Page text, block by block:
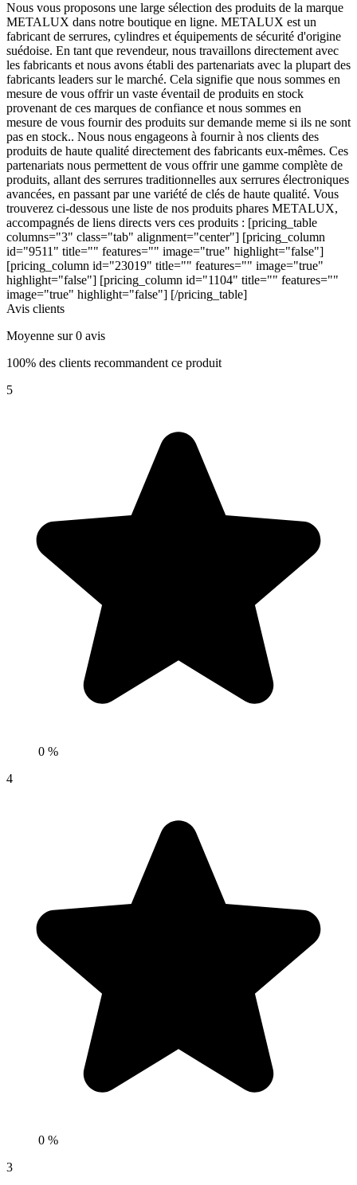
Nous vous proposons une large sélection des produits de la marque
METALUX dans notre boutique en ligne. METALUX est un
fabricant de serrures, cylindres et équipements de sécurité d'origine
suédoise. En tant que revendeur, nous travaillons directement avec
les fabricants et nous avons établi des partenariats avec la plupart des
fabricants leaders sur le marché. Cela signifie que nous sommes en
mesure de vous offrir un vaste éventail de produits en stock
provenant de ces marques de confiance et nous sommes en
mesure de vous fournir des produits sur demande meme si ils ne sont
pas en stock.. Nous nous engageons à fournir à nos clients des
produits de haute qualité directement des fabricants eux-mêmes. Ces
partenariats nous permettent de vous offrir une gamme complète de
produits, allant des serrures traditionnelles aux serrures électroniques
avancées, en passant par une variété de clés de haute qualité. Vous
trouverez ci-dessous une liste de nos produits phares METALUX,
accompagnés de liens directs vers ces produits : [pricing_table
columns="3" class="tab" alignment="center"] [pricing_column
id="9511" title="" features="" image="true" highlight="false"]
[pricing_column id="23019" title="" features="" image="true"
highlight="false"] [pricing_column id="1104" title="" features=""
image="true" highlight="false"] [/pricing_table]
Avis clients
Moyenne sur 0 avis
100% des clients recommandent ce produit
5
0 %
4
0 %
3